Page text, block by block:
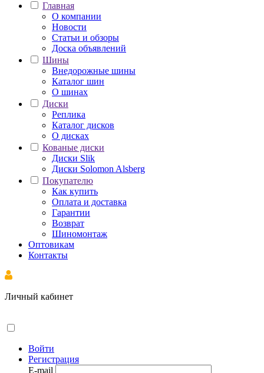
Главная
О компании
Новости
Статьи и обзоры
Доска объявлений
Шины
Внедорожные шины
Каталог шин
О шинах
Диски
Реплика
Каталог дисков
О дисках
Кованые диски
Диски Slik
Диски Solomon Alsberg
Покупателю
Как купить
Оплата и доставка
Гарантии
Возврат
Шиномонтаж
Оптовикам
Контакты
Личный кабинет
Войти
Регистрация
E-mail